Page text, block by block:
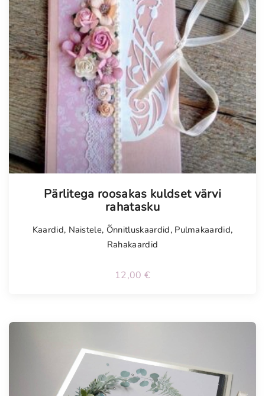
Pärlitega roosakas kuldset värvi
rahatasku
Kaardid, Naistele, Õnnitluskaardid, Pulmakaardid,
Rahakaardid
12,00 €